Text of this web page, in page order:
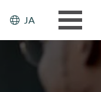
Header:
JA